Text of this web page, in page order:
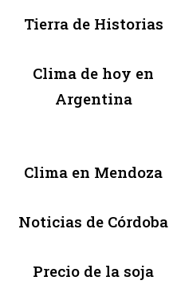
Tierra de Historias
Clima de hoy en
Argentina
Clima en Mendoza
Noticias de Córdoba
Precio de la soja